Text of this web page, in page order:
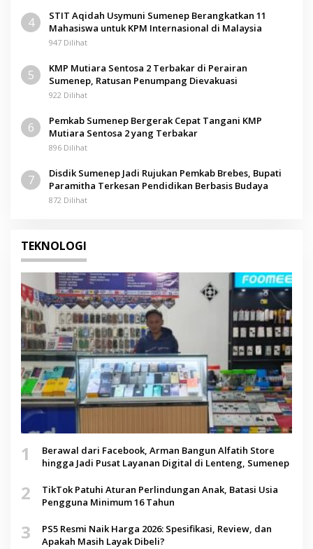
4
STIT Aqidah Usymuni Sumenep Berangkatkan 11
Mahasiswa untuk KPM Internasional di Malaysia
947 Dilihat
5
KMP Mutiara Sentosa 2 Terbakar di Perairan
Sumenep, Ratusan Penumpang Dievakuasi
922 Dilihat
6
Pemkab Sumenep Bergerak Cepat Tangani KMP
Mutiara Sentosa 2 yang Terbakar
896 Dilihat
7
Disdik Sumenep Jadi Rujukan Pemkab Brebes, Bupati
Paramitha Terkesan Pendidikan Berbasis Budaya
872 Dilihat
TEKNOLOGI
1
Berawal dari Facebook, Arman Bangun Alfatih Store
hingga Jadi Pusat Layanan Digital di Lenteng, Sumenep
2
TikTok Patuhi Aturan Perlindungan Anak, Batasi Usia
Pengguna Minimum 16 Tahun
3
PS5 Resmi Naik Harga 2026: Spesifikasi, Review, dan
Apakah Masih Layak Dibeli?